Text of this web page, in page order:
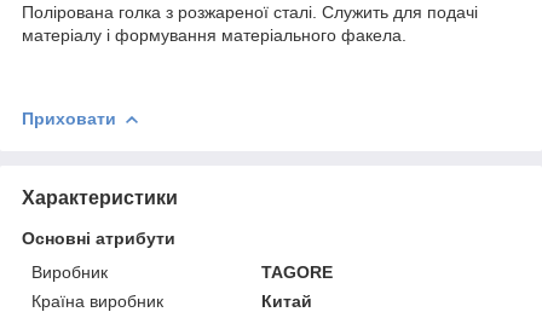
Полірована голка з розжареної сталі. Служить для подачі
матеріалу і формування матеріального факела.
Приховати
Характеристики
Основні атрибути
Виробник
TAGORE
Країна виробник
Китай